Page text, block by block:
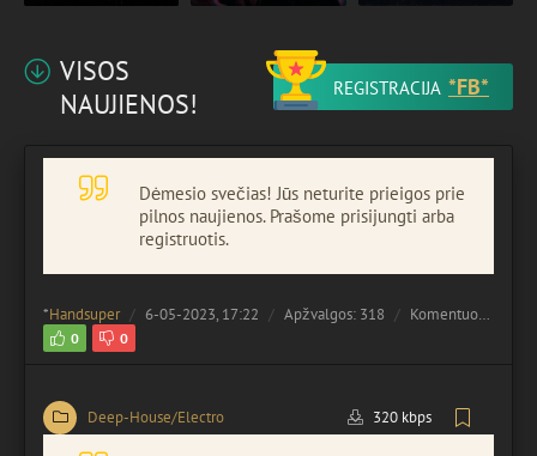
VISOS
NAUJIENOS!
REGISTRACIJA *FB*
Dėmesio svečias! Jūs neturite prieigos prie
pilnos naujienos. Prašome prisijungti arba
registruotis.
*Handsuper 6-05-2023, 17:22 Apžvalgos: 318 Komentuota:
0 0
Deep-House/Electro 320 kbps